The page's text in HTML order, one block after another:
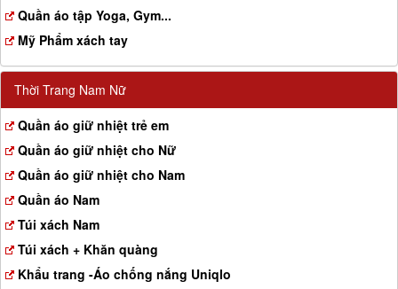
Quần áo tập Yoga, Gym...
Mỹ Phẩm xách tay
Thời Trang Nam Nữ
Quần áo giữ nhiệt trẻ em
Quần áo giữ nhiệt cho Nữ
Quần áo giữ nhiệt cho Nam
Quần áo Nam
Túi xách Nam
Túi xách + Khăn quàng
Khẩu trang -Áo chống nắng Uniqlo